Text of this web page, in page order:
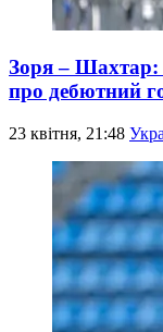
Зоря – Шахтар:
про дебютний
23 квітня, 21:48